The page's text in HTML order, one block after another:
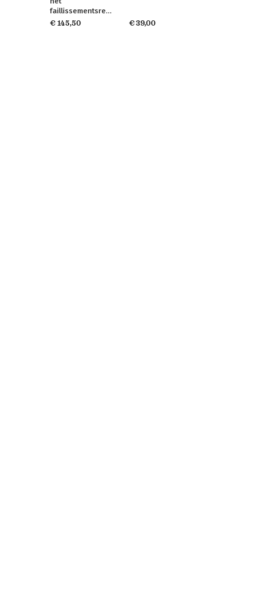
faillissementsrecht
€ 145,50
€ 39,00